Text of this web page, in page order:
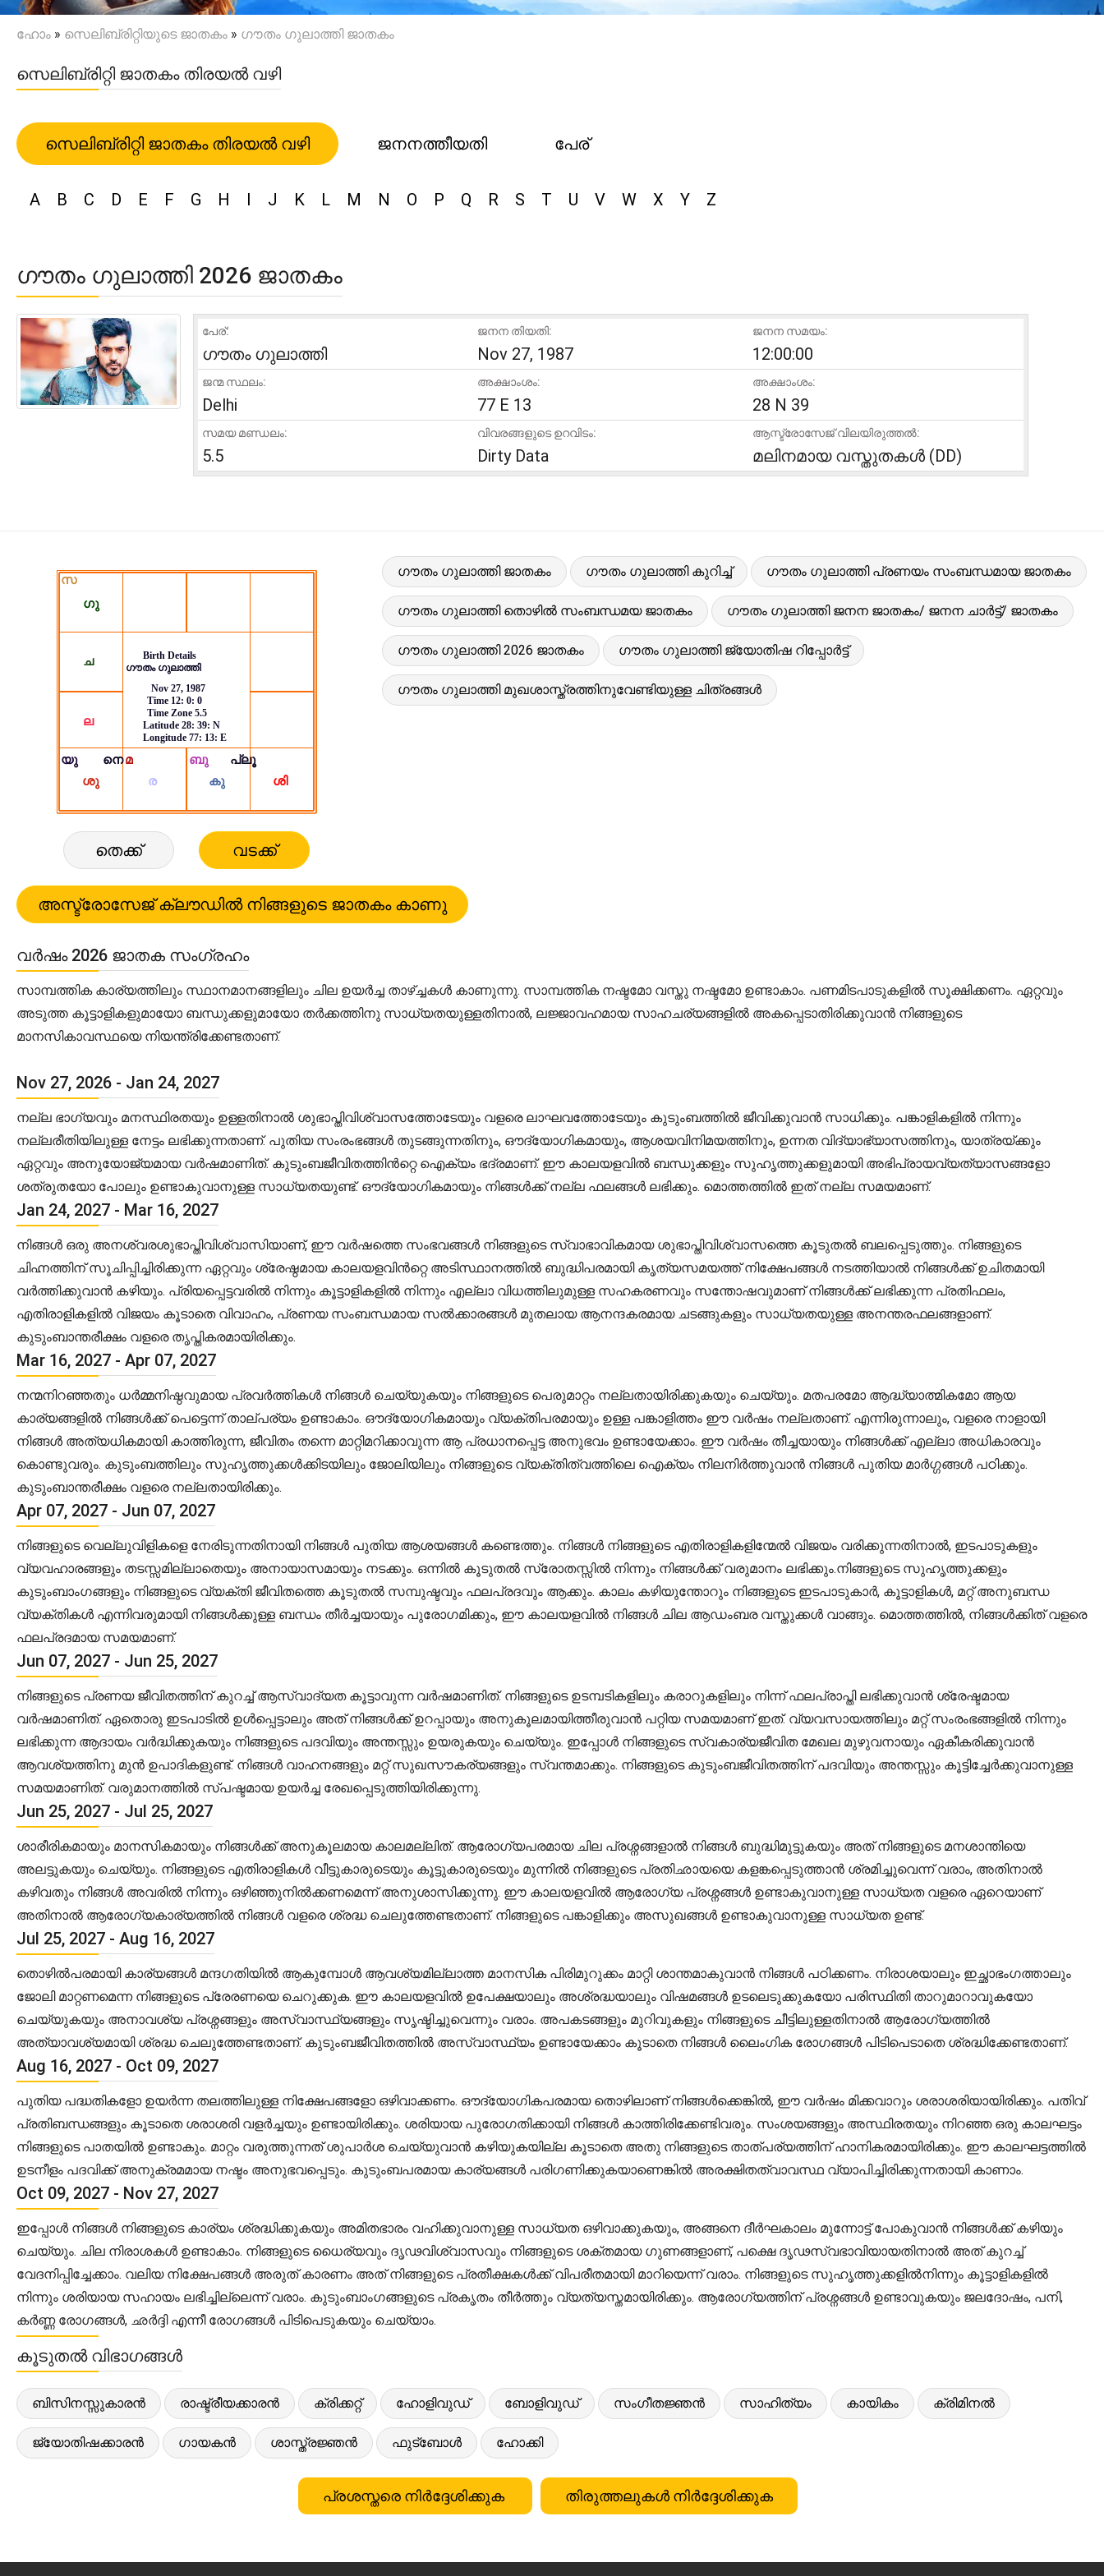
ഹോം » സെലിബ്രിറ്റിയുടെ ജാതകം » ഗൗതം ഗുലാത്തി ജാതകം
സെലിബ്രിറ്റി ജാതകം തിരയൽ വഴി
സെലിബ്രിറ്റി ജാതകം തിരയൽ വഴി ജനനത്തീയതി പേര്
A B C D E F G H I J K L M N O P Q R S T U V W X Y Z
ഗൗതം ഗുലാത്തി 2026 ജാതകം
പേര്:
ഗൗതം ഗുലാത്തി
ജനന തിയതി:
Nov 27, 1987
ജനന സമയം:
12:00:00
ജന്മ സ്ഥലം:
Delhi
അക്ഷാംശം:
77 E 13
അക്ഷാംശം:
28 N 39
സമയ മണ്ഡലം:
5.5
വിവരങ്ങളുടെ ഉറവിടം:
Dirty Data
ആസ്ട്രോസേജ് വിലയിരുത്തൽ:
മലിനമായ വസ്തുതകൾ (DD)
തെക്ക് വടക്ക്
ഗൗതം ഗുലാത്തി ജാതകം ഗൗതം ഗുലാത്തി കുറിച്ച് ഗൗതം ഗുലാത്തി പ്രണയം സംബന്ധമായ ജാതകം
ഗൗതം ഗുലാത്തി തൊഴിൽ സംബന്ധമയ ജാതകം ഗൗതം ഗുലാത്തി ജനന ജാതകം/ ജനന ചാർട്ട്/ ജാതകം
ഗൗതം ഗുലാത്തി 2026 ജാതകം ഗൗതം ഗുലാത്തി ജ്യോതിഷ റിപ്പോർട്ട്
ഗൗതം ഗുലാത്തി മുഖശാസ്ത്രത്തിനുവേണ്ടിയുള്ള ചിത്രങ്ങൾ
വർഷം 2026 ജാതക സംഗ്രഹം
സാമ്പത്തിക കാര്യത്തിലും സ്ഥാനമാനങ്ങളിലും ചില ഉയർച്ച താഴ്ച്ചകൾ കാണുന്നു. സാമ്പത്തിക നഷ്ടമോ വസ്തു നഷ്ടമോ ഉണ്ടാകാം. പണമിടപാടുകളിൽ സൂക്ഷിക്കണം. ഏറ്റവും
അടുത്ത കൂട്ടാളികളുമായോ ബന്ധുക്കളുമായോ തർക്കത്തിനു സാധ്യതയുള്ളതിനാൽ, ലജ്ജാവഹമായ സാഹചര്യങ്ങളിൽ അകപ്പെടാതിരിക്കുവാൻ നിങ്ങളുടെ
മാനസികാവസ്ഥയെ നിയന്ത്രിക്കേണ്ടതാണ്.
Nov 27, 2026 - Jan 24, 2027
നല്ല ഭാഗ്യവും മനസ്ഥിരതയും ഉള്ളതിനാൽ ശുഭാപ്തിവിശ്വാസത്തോടേയും വളരെ ലാഘവത്തോടേയും കുടുംബത്തിൽ ജീവിക്കുവാൻ സാധിക്കും. പങ്കാളികളിൽ നിന്നും
നല്ലരീതിയിലുള്ള നേട്ടം ലഭിക്കുന്നതാണ്. പുതിയ സംരംഭങ്ങൾ തുടങ്ങുന്നതിനും, ഔദ്യോഗികമായും, ആശയവിനിമയത്തിനും, ഉന്നത വിദ്യാഭ്യാസത്തിനും, യാത്രയ്ക്കും
ഏറ്റവും അനുയോജ്യമായ വർഷമാണിത്. കുടുംബജീവിതത്തിൻറ്റെ ഐക്യം ഭദ്രമാണ്. ഈ കാലയളവിൽ ബന്ധുക്കളും സുഹൃത്തുക്കളുമായി അഭിപ്രായവ്യത്യാസങ്ങളോ
ശത്രുതയോ പോലും ഉണ്ടാകുവാനുള്ള സാധ്യതയുണ്ട്. ഔദ്യോഗികമായും നിങ്ങൾക്ക് നല്ല ഫലങ്ങൾ ലഭിക്കും. മൊത്തത്തിൽ ഇത് നല്ല സമയമാണ്.
Jan 24, 2027 - Mar 16, 2027
നിങ്ങൾ ഒരു അനശ്വരശുഭാപ്തിവിശ്വാസിയാണ്, ഈ വർഷത്തെ സംഭവങ്ങൾ നിങ്ങളുടെ സ്വാഭാവികമായ ശുഭാപ്തിവിശ്വാസത്തെ കൂടുതൽ ബലപ്പെടുത്തും. നിങ്ങളുടെ
ചിഹ്നത്തിന് സൂചിപ്പിച്ചിരിക്കുന്ന ഏറ്റവും ശ്രേഷ്ഠമായ കാലയളവിൻറ്റെ അടിസ്ഥാനത്തിൽ ബുദ്ധിപരമായി കൃത്യസമയത്ത് നിക്ഷേപങ്ങൾ നടത്തിയാൽ നിങ്ങൾക്ക് ഉചിതമായി
വർത്തിക്കുവാൻ കഴിയും. പ്രിയപ്പെട്ടവരിൽ നിന്നും കൂട്ടാളികളിൽ നിന്നും എല്ലാ വിധത്തിലുമുള്ള സഹകരണവും സന്തോഷവുമാണ് നിങ്ങൾക്ക് ലഭിക്കുന്ന പ്രതിഫലം,
എതിരാളികളിൽ വിജയം കൂടാതെ വിവാഹം, പ്രണയ സംബന്ധമായ സൽക്കാരങ്ങൾ മുതലായ ആനന്ദകരമായ ചടങ്ങുകളും സാധ്യതയുള്ള അനന്തരഫലങ്ങളാണ്.
കുടുംബാന്തരീക്ഷം വളരെ തൃപ്തികരമായിരിക്കും.
Mar 16, 2027 - Apr 07, 2027
നന്മനിറഞ്ഞതും ധർമ്മനിഷ്ഠവുമായ പ്രവർത്തികൾ നിങ്ങൾ ചെയ്യുകയും നിങ്ങളുടെ പെരുമാറ്റം നല്ലതായിരിക്കുകയും ചെയ്യും. മതപരമോ ആദ്ധ്യാത്മികമോ ആയ
കാര്യങ്ങളിൽ നിങ്ങൾക്ക് പെട്ടെന്ന് താല്പര്യം ഉണ്ടാകാം. ഔദ്യോഗികമായും വ്യക്തിപരമായും ഉള്ള പങ്കാളിത്തം ഈ വർഷം നല്ലതാണ്. എന്നിരുന്നാലും, വളരെ നാളായി
നിങ്ങൾ അത്യധികമായി കാത്തിരുന്ന, ജീവിതം തന്നെ മാറ്റിമറിക്കാവുന്ന ആ പ്രധാനപ്പെട്ട അനുഭവം ഉണ്ടായേക്കാം. ഈ വർഷം തീച്ചയായും നിങ്ങൾക്ക് എല്ലാ അധികാരവും
കൊണ്ടുവരും. കുടുംബത്തിലും സുഹൃത്തുക്കൾക്കിടയിലും ജോലിയിലും നിങ്ങളുടെ വ്യക്തിത്വത്തിലെ ഐക്യം നിലനിർത്തുവാൻ നിങ്ങൾ പുതിയ മാർഗ്ഗങ്ങൾ പഠിക്കും.
കുടുംബാന്തരീക്ഷം വളരെ നല്ലതായിരിക്കും.
Apr 07, 2027 - Jun 07, 2027
നിങ്ങളുടെ വെല്ലുവിളികളെ നേരിടുന്നതിനായി നിങ്ങൾ പുതിയ ആശയങ്ങൾ കണ്ടെത്തും. നിങ്ങൾ നിങ്ങളുടെ എതിരാളികളിന്മേൽ വിജയം വരിക്കുന്നതിനാൽ, ഇടപാടുകളും
വ്യവഹാരങ്ങളും തടസ്സമില്ലാതെയും അനായാസമായും നടക്കും. ഒന്നിൽ കൂടുതൽ സ്രോതസ്സിൽ നിന്നും നിങ്ങൾക്ക് വരുമാനം ലഭിക്കും.നിങ്ങളുടെ സുഹൃത്തുക്കളും
കുടുംബാംഗങ്ങളും നിങ്ങളുടെ വ്യക്തി ജീവിതത്തെ കൂടുതൽ സമ്പുഷ്ടവും ഫലപ്രദവും ആക്കും. കാലം കഴിയുന്തോറും നിങ്ങളുടെ ഇടപാടുകാർ, കൂട്ടാളികൾ, മറ്റ് അനുബന്ധ
വ്യക്തികൾ എന്നിവരുമായി നിങ്ങൾക്കുള്ള ബന്ധം തീർച്ചയായും പുരോഗമിക്കും, ഈ കാലയളവിൽ നിങ്ങൾ ചില ആഡംബര വസ്തുക്കൾ വാങ്ങും. മൊത്തത്തിൽ, നിങ്ങൾക്കിത് വളരെ
ഫലപ്രദമായ സമയമാണ്.
Jun 07, 2027 - Jun 25, 2027
നിങ്ങളുടെ പ്രണയ ജീവിതത്തിന് കുറച്ച് ആസ്വാദ്യത കൂട്ടാവുന്ന വർഷമാണിത്. നിങ്ങളുടെ ഉടമ്പടികളിലും കരാറുകളിലും നിന്ന് ഫലപ്രാപ്തി ലഭിക്കുവാൻ ശ്രേഷ്ടമായ
വർഷമാണിത്. ഏതൊരു ഇടപാടിൽ ഉൾപ്പെട്ടാലും അത് നിങ്ങൾക്ക് ഉറപ്പായും അനുകൂലമായിത്തീരുവാൻ പറ്റിയ സമയമാണ് ഇത്. വ്യവസായത്തിലും മറ്റ് സംരംഭങ്ങളിൽ നിന്നും
ലഭിക്കുന്ന ആദായം വർദ്ധിക്കുകയും നിങ്ങളുടെ പദവിയും അന്തസ്സും ഉയരുകയും ചെയ്യും. ഇപ്പോൾ നിങ്ങളുടെ സ്വകാര്യജീവിത മേഖല മുഴുവനായും ഏകീകരിക്കുവാൻ
ആവശ്യത്തിനു മുൻ ഉപാദികളുണ്ട്. നിങ്ങൾ വാഹനങ്ങളും മറ്റ് സുഖസൗകര്യങ്ങളും സ്വന്തമാക്കും. നിങ്ങളുടെ കുടുംബജീവിതത്തിന് പദവിയും അന്തസ്സും കൂട്ടിച്ചേർക്കുവാനുള്ള
സമയമാണിത്. വരുമാനത്തിൽ സ്പഷ്ടമായ ഉയർച്ച രേഖപ്പെടുത്തിയിരിക്കുന്നു.
Jun 25, 2027 - Jul 25, 2027
ശാരീരികമായും മാനസികമായും നിങ്ങൾക്ക് അനുകൂലമായ കാലമല്ലിത്. ആരോഗ്യപരമായ ചില പ്രശ്നങ്ങളാൽ നിങ്ങൾ ബുദ്ധിമുട്ടുകയും അത് നിങ്ങളുടെ മനശാന്തിയെ
അലട്ടുകയും ചെയ്യും. നിങ്ങളുടെ എതിരാളികൾ വീട്ടുകാരുടെയും കൂട്ടുകാരുടെയും മുന്നിൽ നിങ്ങളുടെ പ്രതിഛായയെ കളങ്കപ്പെടുത്താൻ ശ്രമിച്ചുവെന്ന് വരാം, അതിനാൽ
കഴിവതും നിങ്ങൾ അവരിൽ നിന്നും ഒഴിഞ്ഞുനിൽക്കണമെന്ന് അനുശാസിക്കുന്നു. ഈ കാലയളവിൽ ആരോഗ്യ പ്രശ്നങ്ങൾ ഉണ്ടാകുവാനുള്ള സാധ്യത വളരെ ഏറെയാണ്
അതിനാൽ ആരോഗ്യകാര്യത്തിൽ നിങ്ങൾ വളരെ ശ്രദ്ധ ചെലുത്തേണ്ടതാണ്. നിങ്ങളുടെ പങ്കാളിക്കും അസുഖങ്ങൾ ഉണ്ടാകുവാനുള്ള സാധ്യത ഉണ്ട്.
Jul 25, 2027 - Aug 16, 2027
തൊഴിൽപരമായി കാര്യങ്ങൾ മന്ദഗതിയിൽ ആകുമ്പോൾ ആവശ്യമില്ലാത്ത മാനസിക പിരിമുറുക്കം മാറ്റി ശാന്തമാകുവാൻ നിങ്ങൾ പഠിക്കണം. നിരാശയാലും ഇച്ഛാഭംഗത്താലും
ജോലി മാറ്റണമെന്ന നിങ്ങളുടെ പ്രേരണയെ ചെറുക്കുക. ഈ കാലയളവിൽ ഉപേക്ഷയാലും അശ്രദ്ധയാലും വിഷമങ്ങൾ ഉടലെടുക്കുകയോ പരിസ്ഥിതി താറുമാറാവുകയോ
ചെയ്യുകയും അനാവശ്യ പ്രശ്നങ്ങളും അസ്വാസ്ഥ്യങ്ങളും സൃഷ്ടിച്ചുവെന്നും വരാം. അപകടങ്ങളും മുറിവുകളും നിങ്ങളുടെ ചീട്ടിലുള്ളതിനാൽ ആരോഗ്യത്തിൽ
അത്യാവശ്യമായി ശ്രദ്ധ ചെലുത്തേണ്ടതാണ്. കുടുംബജീവിതത്തിൽ അസ്വാസ്ഥ്യം ഉണ്ടായേക്കാം കൂടാതെ നിങ്ങൾ ലൈംഗിക രോഗങ്ങൾ പിടിപെടാതെ ശ്രദ്ധിക്കേണ്ടതാണ്.
Aug 16, 2027 - Oct 09, 2027
പുതിയ പദ്ധതികളോ ഉയർന്ന തലത്തിലുള്ള നിക്ഷേപങ്ങളോ ഒഴിവാക്കണം. ഔദ്യോഗികപരമായ തൊഴിലാണ് നിങ്ങൾക്കെങ്കിൽ, ഈ വർഷം മിക്കവാറും ശരാശരിയായിരിക്കും. പതിവ്
പ്രതിബന്ധങ്ങളും കൂടാതെ ശരാശരി വളർച്ചയും ഉണ്ടായിരിക്കും. ശരിയായ പുരോഗതിക്കായി നിങ്ങൾ കാത്തിരിക്കേണ്ടിവരും. സംശയങ്ങളും അസ്ഥിരതയും നിറഞ്ഞ ഒരു കാലഘട്ടം
നിങ്ങളുടെ പാതയിൽ ഉണ്ടാകും. മാറ്റം വരുത്തുന്നത് ശുപാർശ ചെയ്യുവാൻ കഴിയുകയില്ല കൂടാതെ അതു നിങ്ങളുടെ താത്പര്യത്തിന് ഹാനികരമായിരിക്കും. ഈ കാലഘട്ടത്തിൽ
ഉടനീളം പദവിക്ക് അനുക്രമമായ നഷ്ടം അനുഭവപ്പെടും. കുടുംബപരമായ കാര്യങ്ങൾ പരിഗണിക്കുകയാണെങ്കിൽ അരക്ഷിതത്വാവസ്ഥ വ്യാപിച്ചിരിക്കുന്നതായി കാണാം.
Oct 09, 2027 - Nov 27, 2027
ഇപ്പോൾ നിങ്ങൾ നിങ്ങളുടെ കാര്യം ശ്രദ്ധിക്കുകയും അമിതഭാരം വഹിക്കുവാനുള്ള സാധ്യത ഒഴിവാക്കുകയും, അങ്ങനെ ദീർഘകാലം മുന്നോട്ട് പോകുവാൻ നിങ്ങൾക്ക് കഴിയും
ചെയ്യും. ചില നിരാശകൾ ഉണ്ടാകാം. നിങ്ങളുടെ ധൈര്യവും ദൃഢവിശ്വാസവും നിങ്ങളുടെ ശക്തമായ ഗുണങ്ങളാണ്, പക്ഷെ ദൃഢസ്വഭാവിയായതിനാൽ അത് കുറച്ച്
വേദനിപ്പിച്ചേക്കാം. വലിയ നിക്ഷേപങ്ങൾ അരുത് കാരണം അത് നിങ്ങളുടെ പ്രതീക്ഷകൾക്ക് വിപരീതമായി മാറിയെന്ന് വരാം. നിങ്ങളുടെ സുഹൃത്തുക്കളിൽനിന്നും കൂട്ടാളികളിൽ
നിന്നും ശരിയായ സഹായം ലഭിച്ചില്ലെന്ന് വരാം. കുടുംബാംഗങ്ങളുടെ പ്രകൃതം തീർത്തും വ്യത്യസ്തമായിരിക്കും. ആരോഗ്യത്തിന് പ്രശ്നങ്ങൾ ഉണ്ടാവുകയും ജലദോഷം, പനി,
കർണ്ണ രോഗങ്ങൾ, ഛർദ്ദി എന്നീ രോഗങ്ങൾ പിടിപെടുകയും ചെയ്യാം.
കൂടുതൽ വിഭാഗങ്ങൾ
ബിസിനസ്സുകാരൻ രാഷ്ട്രീയക്കാരൻ ക്രിക്കറ്റ് ഹോളിവുഡ് ബോളിവുഡ് സംഗീതജ്ഞൻ സാഹിത്യം കായികം ക്രിമിനൽ
ജ്യോതിഷക്കാരൻ ഗായകൻ ശാസ്ത്രജ്ഞൻ ഫുട്ബോൾ ഹോക്കി
പ്രശസ്തരെ നിർദ്ദേശിക്കുക തിരുത്തലുകൾ നിർദ്ദേശിക്കുക